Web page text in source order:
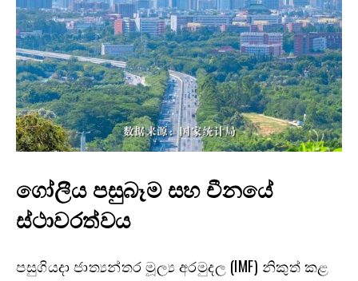
ගෝලීය පසුබෑම සහ චීනයේ
ස්ථාවරත්වය
පසුගියදා ජාත්‍යන්තර මූල්‍ය අරමුදල (IMF) නිකුත් කළ